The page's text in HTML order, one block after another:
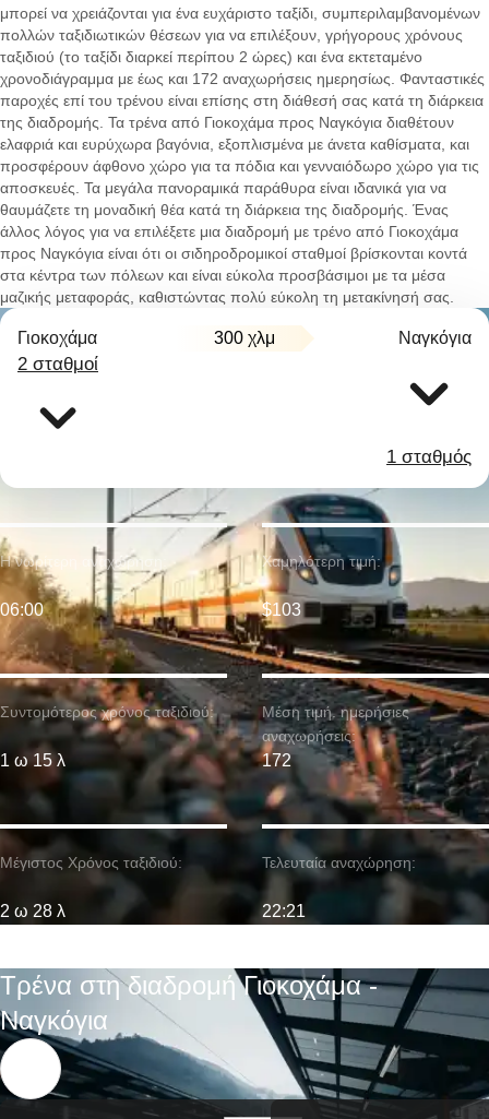
μπορεί να χρειάζονται για ένα ευχάριστο ταξίδι, συμπεριλαμβανομένων
πολλών ταξιδιωτικών θέσεων για να επιλέξουν, γρήγορους χρόνους
ταξιδιού (το ταξίδι διαρκεί περίπου 2 ώρες) και ένα εκτεταμένο
χρονοδιάγραμμα με έως και 172 αναχωρήσεις ημερησίως. Φανταστικές
παροχές επί του τρένου είναι επίσης στη διάθεσή σας κατά τη διάρκεια
της διαδρομής. Τα τρένα από Γιοκοχάμα προς Ναγκόγια διαθέτουν
ελαφριά και ευρύχωρα βαγόνια, εξοπλισμένα με άνετα καθίσματα, και
προσφέρουν άφθονο χώρο για τα πόδια και γενναιόδωρο χώρο για τις
αποσκευές. Τα μεγάλα πανοραμικά παράθυρα είναι ιδανικά για να
θαυμάζετε τη μοναδική θέα κατά τη διάρκεια της διαδρομής. Ένας
άλλος λόγος για να επιλέξετε μια διαδρομή με τρένο από Γιοκοχάμα
προς Ναγκόγια είναι ότι οι σιδηροδρομικοί σταθμοί βρίσκονται κοντά
στα κέντρα των πόλεων και είναι εύκολα προσβάσιμοι με τα μέσα
μαζικής μεταφοράς, καθιστώντας πολύ εύκολη τη μετακίνησή σας.
Γιοκοχάμα 300 χλμ Ναγκόγια
2 σταθμοί
1 σταθμός
Συντομότερος χρόνος ταξιδιού:
1 ω 15 λ
Η νωρίτερη αναχώρηση:
06:00
Μέγιστος Χρόνος ταξιδιού:
2 ω 28 λ
Χαμηλότερη τιμή:
$103
Μέση τιμή. ημερήσιες
αναχωρήσεις:
172
Τελευταία αναχώρηση:
22:21
Τρένα στη διαδρομή Γιοκοχάμα -
Ναγκόγια